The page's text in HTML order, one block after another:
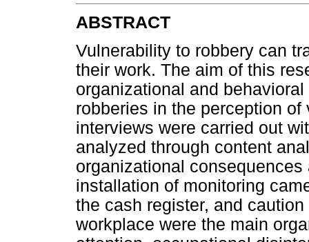
ABSTRACT
Vulnerability to robbery can
their work. The aim of this
organizational and
robberies in the perception
interviews were carried out
analyzed through content
organizational
installation of monitoring
the cash register, and
workplace were the main